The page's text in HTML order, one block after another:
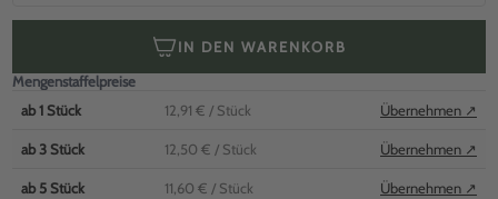
IN DEN WARENKORB
Mengenstaffelpreise
ab1 Stück 12,91 € / Stück Übernehmen ↗
ab3 Stück 12,50 € / Stück Übernehmen ↗
ab 5 Stück 11,60 € / Stück Übernehmen ↗